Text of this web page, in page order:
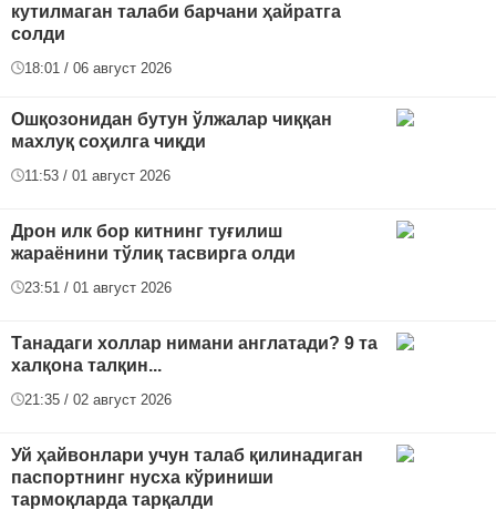
кутилмаган талаби барчани ҳайратга
солди
18:01 / 06 август 2026
Ошқозонидан бутун ўлжалар чиққан
махлуқ соҳилга чиқди
11:53 / 01 август 2026
Дрон илк бор китнинг туғилиш
жараёнини тўлиқ тасвирга олди
23:51 / 01 август 2026
Танадаги холлар нимани англатади? 9 та
халқона талқин...
21:35 / 02 август 2026
Уй ҳайвонлари учун талаб қилинадиган
паспортнинг нусха кўриниши
тармоқларда тарқалди